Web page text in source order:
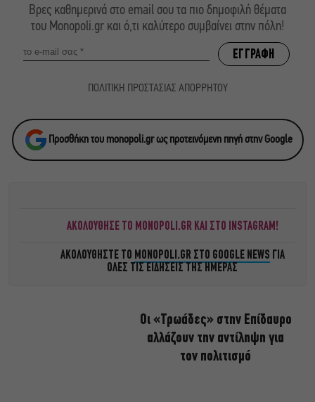
Βρες καθημερινά στο email σου τα πιο δημοφιλή θέματα
του Monopoli.gr και ό,τι καλύτερο συμβαίνει στην πόλη!
ΠΟΛΙΤΙΚΗ ΠΡΟΣΤΑΣΙΑΣ ΑΠΟΡΡΗΤΟΥ
Προσθήκη του monopoli.gr ως προτεινόμενη πηγή στην Google
ΑΚΟΛΟΥΘΗΣΕ ΤΟ MONOPOLI.GR ΚΑΙ ΣΤΟ INSTAGRAM!
ΑΚΟΛΟΥΘΗΣΤΕ ΤΟ MONOPOLI.GR ΣΤΟ GOOGLE NEWS ΓΙΑ
ΟΛΕΣ ΤΙΣ ΕΙΔΗΣΕΙΣ ΤΗΣ ΗΜΕΡΑΣ
Οι «Τρωάδες» στην Επίδαυρο
αλλάζουν την αντίληψη για
τον πολιτισμό